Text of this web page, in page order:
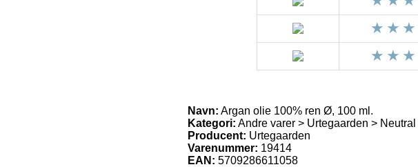
Navn: Argan olie 100% ren Ø, 100 ml.
Kategori: Andre varer > Urtegaarden > Neutral
Producent: Urtegaarden
Varenummer: 19414
EAN: 5709286611058